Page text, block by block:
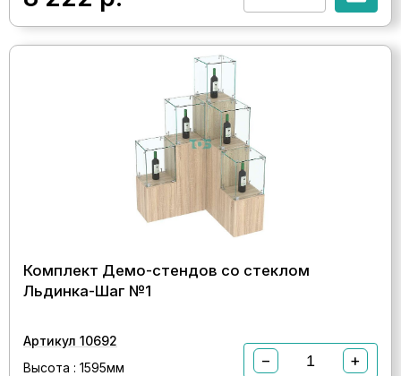
Комплект Демо-стендов со стеклом
Льдинка-Шаг №1
Артикул 10692
Высота : 1595мм
− +